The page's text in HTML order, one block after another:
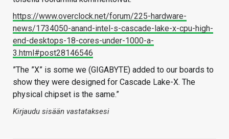
https://www.overclock.net/forum/225-hardware-
news/1734050-anand-intel-s-cascade-lake-x-cpu-high-
end-desktops-18-cores-under-1000-a-
3.html#post28146546
”The ”X” is some we (GIGABYTE) added to our boards to
show they were designed for Cascade Lake-X. The
physical chipset is the same.”
Kirjaudu sisään vastataksesi